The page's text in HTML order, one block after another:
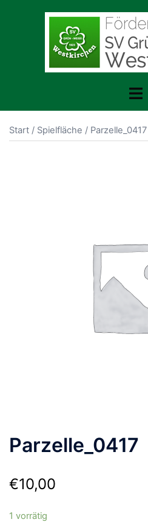
Menü
Start / Spielfläche / Parzelle_0417
Parzelle_0417
€10,00
1 vorrätig